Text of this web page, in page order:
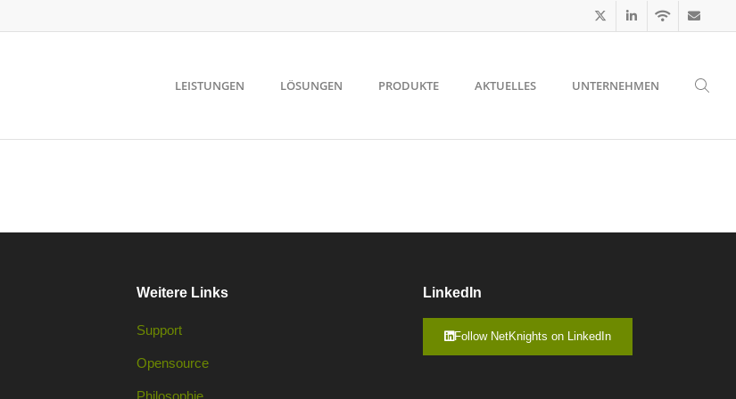
LEISTUNGEN LÖSUNGEN PRODUKTE AKTUELLES UNTERNEHMEN
Weitere Links
Support
Opensource
Philosophie
LinkedIn
Follow NetKnights on LinkedIn